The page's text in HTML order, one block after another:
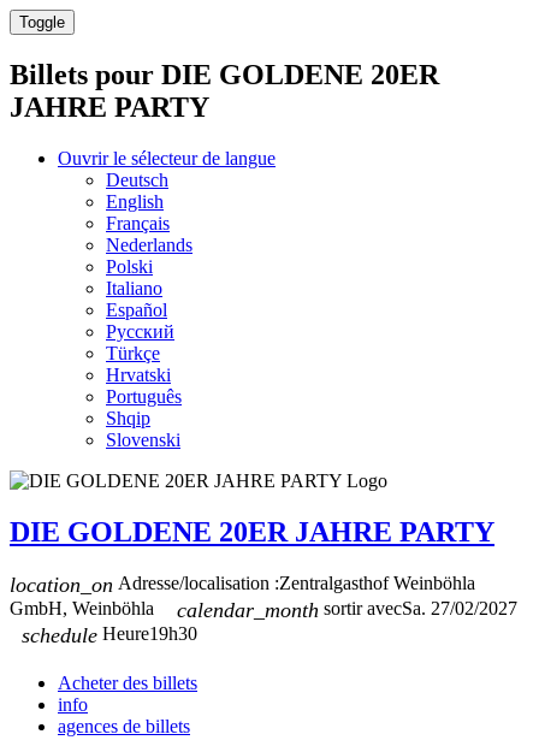
Toggle
Billets pour DIE GOLDENE 20ER
JAHRE PARTY
Ouvrir le sélecteur de langue
Deutsch
English
Français
Nederlands
Polski
Italiano
Español
Русский
Türkçe
Hrvatski
Português
Shqip
Slovenski
DIE GOLDENE 20ER JAHRE PARTY
location_on Adresse/localisation :Zentralgasthof Weinböhla
GmbH, Weinböhla
calendar_month sortir avecSa. 27/02/2027
schedule Heure19h30
Acheter des billets
info
agences de billets